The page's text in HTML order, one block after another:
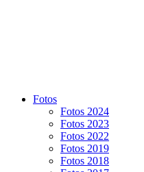
Fotos
Fotos 2024
Fotos 2023
Fotos 2022
Fotos 2019
Fotos 2018